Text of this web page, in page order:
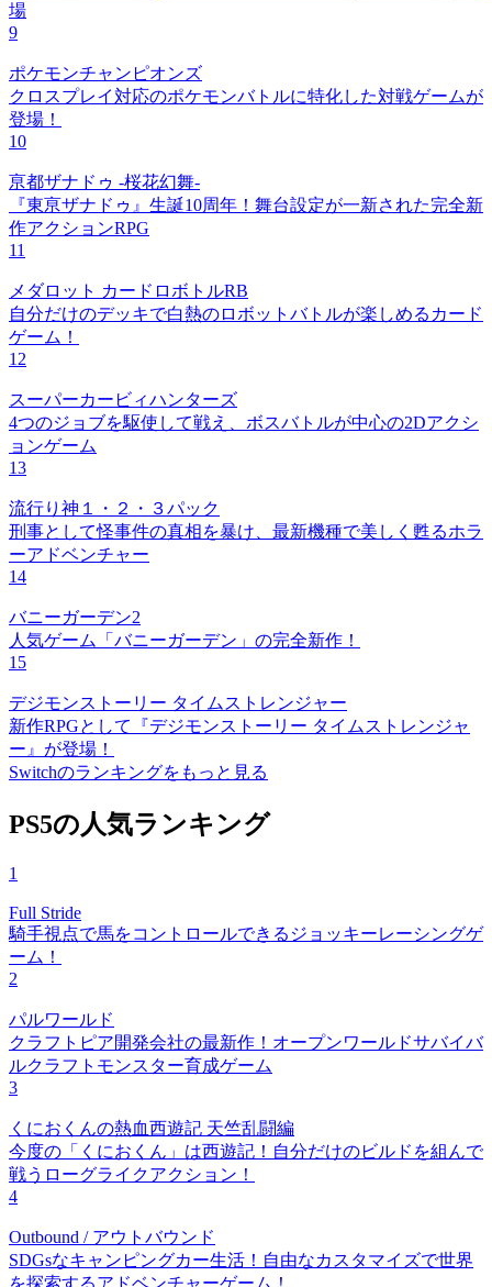
場
9
ポケモンチャンピオンズ
クロスプレイ対応のポケモンバトルに特化した対戦ゲームが
登場！
10
亰都ザナドゥ -桜花幻舞-
『東亰ザナドゥ』生誕10周年！舞台設定が一新された完全新
作アクションRPG
11
メダロット カードロボトルRB
自分だけのデッキで白熱のロボットバトルが楽しめるカード
ゲーム！
12
スーパーカービィハンターズ
4つのジョブを駆使して戦え、ボスバトルが中心の2Dアクシ
ョンゲーム
13
流行り神１・２・３パック
刑事として怪事件の真相を暴け、最新機種で美しく甦るホラ
ーアドベンチャー
14
バニーガーデン2
人気ゲーム「バニーガーデン」の完全新作！
15
デジモンストーリー タイムストレンジャー
新作RPGとして『デジモンストーリー タイムストレンジャ
ー』が登場！
Switchのランキングをもっと見る
PS5の人気ランキング
1
Full Stride
騎手視点で馬をコントロールできるジョッキーレーシングゲ
ーム！
2
パルワールド
クラフトピア開発会社の最新作！オープンワールドサバイバ
ルクラフトモンスター育成ゲーム
3
くにおくんの熱血西遊記 天竺乱闘編
今度の「くにおくん」は西遊記！自分だけのビルドを組んで
戦うローグライクアクション！
4
Outbound / アウトバウンド
SDGsなキャンピングカー生活！自由なカスタマイズで世界
を探索するアドベンチャーゲーム！